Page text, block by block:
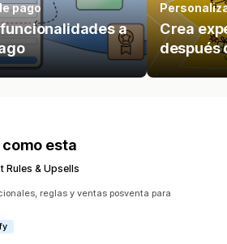
pago
a
Crea
después
esta
Rules & Upsells
reglas y ventas posventa para